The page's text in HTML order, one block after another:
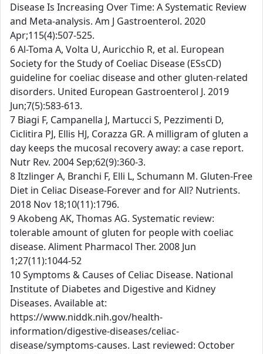
Disease Is Increasing Over Time: A Systematic Review
and Meta-analysis. Am J Gastroenterol. 2020
Apr;115(4):507-525.
6 Al-Toma A, Volta U, Auricchio R, et al. European
Society for the Study of Coeliac Disease (ESsCD)
guideline for coeliac disease and other gluten-related
disorders. United European Gastroenterol J. 2019
Jun;7(5):583-613.
7 Biagi F, Campanella J, Martucci S, Pezzimenti D,
Ciclitira PJ, Ellis HJ, Corazza GR. A milligram of gluten a
day keeps the mucosal recovery away: a case report.
Nutr Rev. 2004 Sep;62(9):360-3.
8 Itzlinger A, Branchi F, Elli L, Schumann M. Gluten-Free
Diet in Celiac Disease-Forever and for All? Nutrients.
2018 Nov 18;10(11):1796.
9 Akobeng AK, Thomas AG. Systematic review:
tolerable amount of gluten for people with coeliac
disease. Aliment Pharmacol Ther. 2008 Jun
1;27(11):1044-52
10 Symptoms & Causes of Celiac Disease. National
Institute of Diabetes and Digestive and Kidney
Diseases. Available at:
https://www.niddk.nih.gov/health-
information/digestive-diseases/celiac-
disease/symptoms-causes. Last reviewed: October